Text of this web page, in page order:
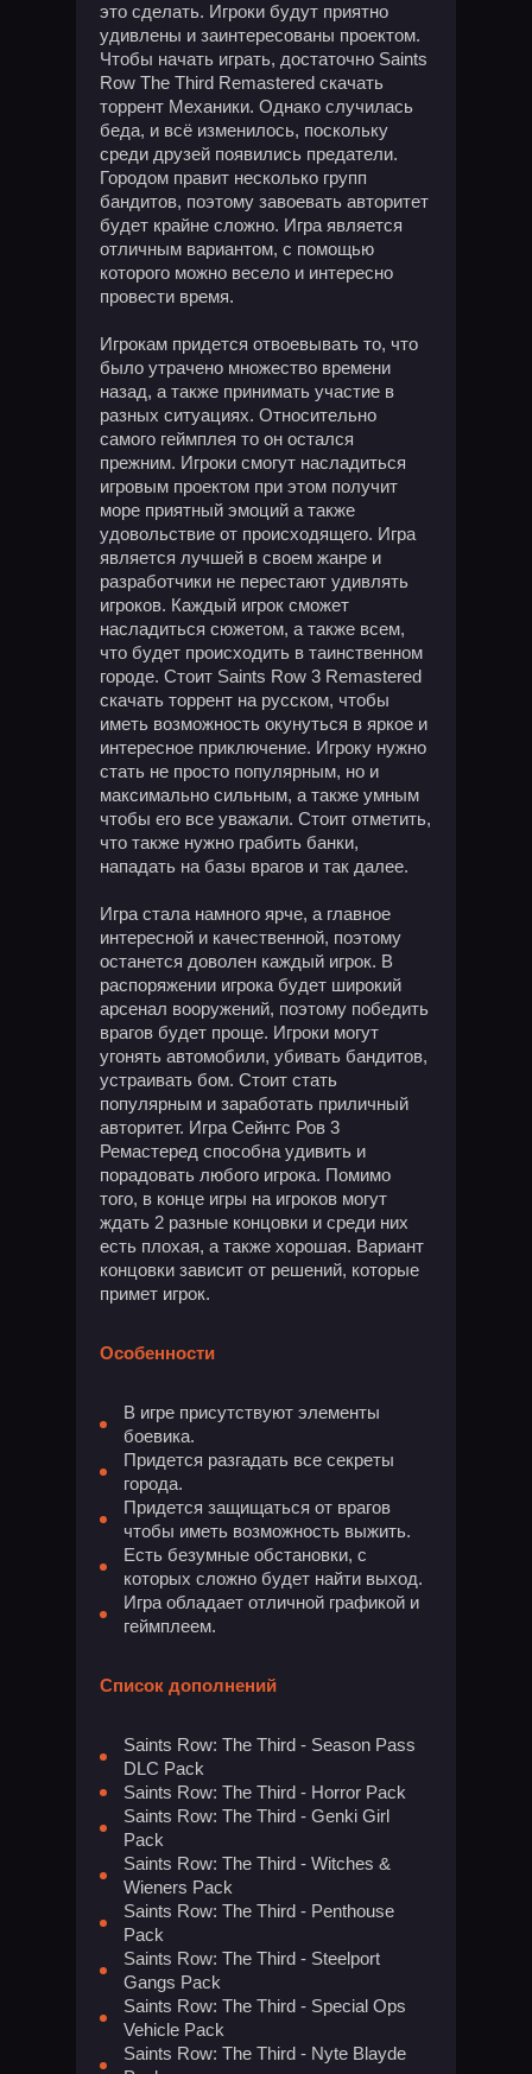
это сделать. Игроки будут приятно
удивлены и заинтересованы проектом.
Чтобы начать играть, достаточно Saints
Row The Third Remastered скачать
торрент Механики. Однако случилась
беда, и всё изменилось, поскольку
среди друзей появились предатели.
Городом правит несколько групп
бандитов, поэтому завоевать авторитет
будет крайне сложно. Игра является
отличным вариантом, с помощью
которого можно весело и интересно
провести время.
Игрокам придется отвоевывать то, что
было утрачено множество времени
назад, а также принимать участие в
разных ситуациях. Относительно
самого геймплея то он остался
прежним. Игроки смогут насладиться
игровым проектом при этом получит
море приятный эмоций а также
удовольствие от происходящего. Игра
является лучшей в своем жанре и
разработчики не перестают удивлять
игроков. Каждый игрок сможет
насладиться сюжетом, а также всем,
что будет происходить в таинственном
городе. Стоит Saints Row 3 Remastered
скачать торрент на русском, чтобы
иметь возможность окунуться в яркое и
интересное приключение. Игроку нужно
стать не просто популярным, но и
максимально сильным, а также умным
чтобы его все уважали. Стоит отметить,
что также нужно грабить банки,
нападать на базы врагов и так далее.
Игра стала намного ярче, а главное
интересной и качественной, поэтому
останется доволен каждый игрок. В
распоряжении игрока будет широкий
арсенал вооружений, поэтому победить
врагов будет проще. Игроки могут
угонять автомобили, убивать бандитов,
устраивать бом. Стоит стать
популярным и заработать приличный
авторитет. Игра Сейнтс Ров 3
Ремастеред способна удивить и
порадовать любого игрока. Помимо
того, в конце игры на игроков могут
ждать 2 разные концовки и среди них
есть плохая, а также хорошая. Вариант
концовки зависит от решений, которые
примет игрок.
Особенности
В игре присутствуют элементы
боевика.
Придется разгадать все секреты
города.
Придется защищаться от врагов
чтобы иметь возможность выжить.
Есть безумные обстановки, с
которых сложно будет найти выход.
Игра обладает отличной графикой и
геймплеем.
Список дополнений
Saints Row: The Third - Season Pass
DLC Pack
Saints Row: The Third - Horror Pack
Saints Row: The Third - Genki Girl
Pack
Saints Row: The Third - Witches &
Wieners Pack
Saints Row: The Third - Penthouse
Pack
Saints Row: The Third - Steelport
Gangs Pack
Saints Row: The Third - Special Ops
Vehicle Pack
Saints Row: The Third - Nyte Blayde